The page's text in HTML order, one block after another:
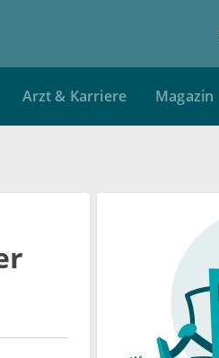
Arzt & Karriere Magazin